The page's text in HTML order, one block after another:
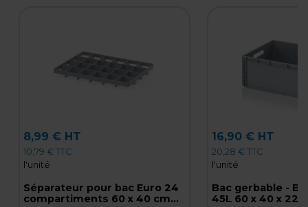
8,99 € HT
10,79 € TTC
l'unité
Séparateur pour bac Euro 24
compartiments 60 x 40 cm
16,90 € HT
20,28 € TTC
l'unité
Bac gerbable -
45L 60 x 40 x 22